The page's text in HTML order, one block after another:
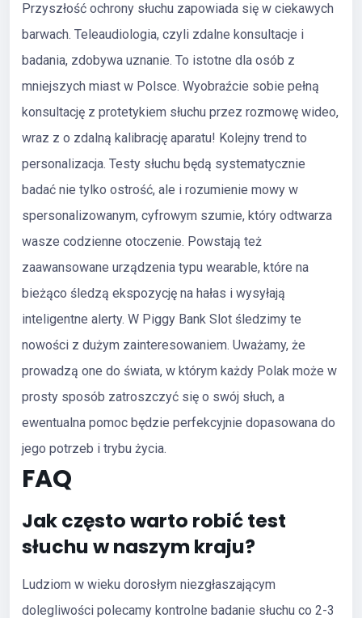
Przyszłość ochrony słuchu zapowiada się w ciekawych
barwach. Teleaudiologia, czyli zdalne konsultacje i
badania, zdobywa uznanie. To istotne dla osób z
mniejszych miast w Polsce. Wyobraźcie sobie pełną
konsultację z protetykiem słuchu przez rozmowę wideo,
wraz z o zdalną kalibrację aparatu! Kolejny trend to
personalizacja. Testy słuchu będą systematycznie
badać nie tylko ostrość, ale i rozumienie mowy w
spersonalizowanym, cyfrowym szumie, który odtwarza
wasze codzienne otoczenie. Powstają też
zaawansowane urządzenia typu wearable, które na
bieżąco śledzą ekspozycję na hałas i wysyłają
inteligentne alerty. W Piggy Bank Slot śledzimy te
nowości z dużym zainteresowaniem. Uważamy, że
prowadzą one do świata, w którym każdy Polak może w
prosty sposób zatroszczyć się o swój słuch, a
ewentualna pomoc będzie perfekcyjnie dopasowana do
jego potrzeb i trybu życia.
FAQ
Jak często warto robić test
słuchu w naszym kraju?
Ludziom w wieku dorosłym niezgłaszającym
dolegliwości polecamy kontrolne badanie słuchu co 2-3